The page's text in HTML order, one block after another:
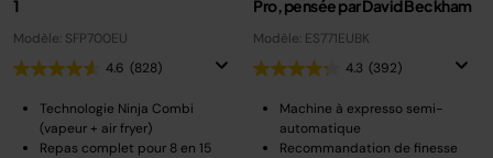
1
Modèle: SFP700EU
4.6 (828)
Technologie Ninja Combi
(vapeur + air fryer)
Repas complet pour 8 en 15
Pro, pensée par David Beckham
Modèle: ES771EUBK
4.3 (392)
Machine à expresso semi-
automatique
Recommandation de finesse